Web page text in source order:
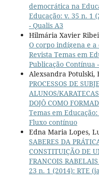
democrática na
Educação: v. 35 n. 1
- Qualis A3
Hilmária Xavier
O corpo indígena e
Revista Temas em
Publicação Contínua
Alexsandra Potulski,
PROCESSOS DE
ALUNOS/
DOJÔ COMO
Temas em
Fluxo contínuo
Edna Maria Lopes,
SABERES DA
CONSTITUIÇÃO DE
FRANCOIS RABELAIS
23 n. 1 (2014): RTE